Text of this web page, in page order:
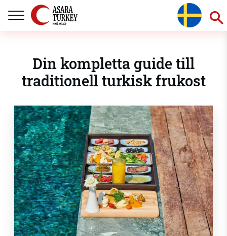
Din kompletta guide till
traditionell turkisk frukost